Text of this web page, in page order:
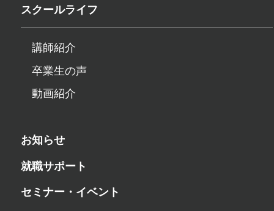
スクールライフ
講師紹介
卒業生の声
動画紹介
お知らせ
就職サポート
セミナー・イベント